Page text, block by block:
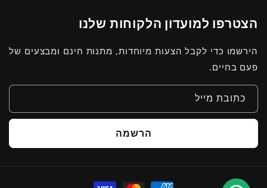
הצטרפו למועדון הלקוחות שלנו
הירשמו כדי לקבל הצעות מיוחדות, מתנות חינם ומבצעים של
פעם בחיים.
כתובת מייל
הרשמה